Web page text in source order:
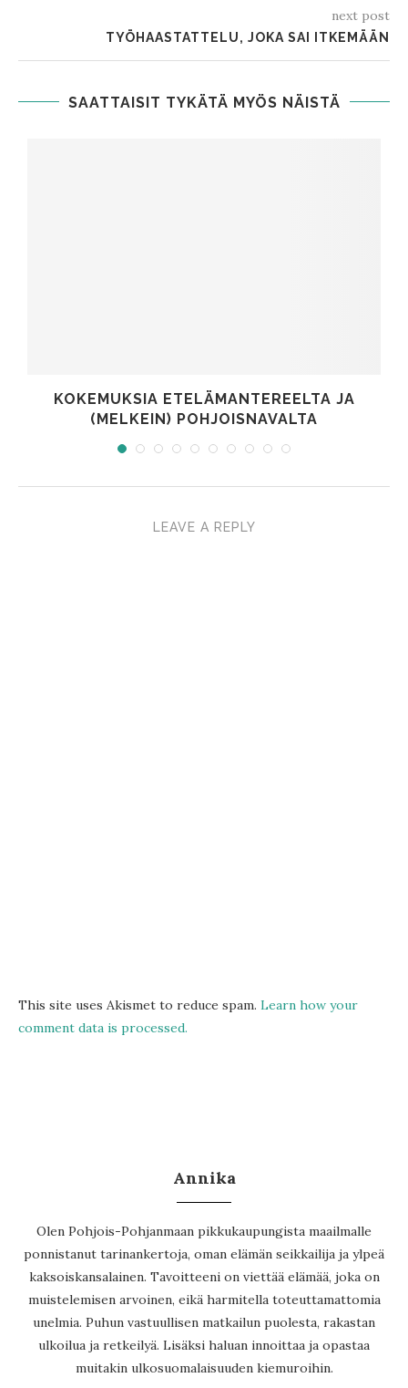
next post
TYÖHAASTATTELU, JOKA SAI ITKEMÄÄN
SAATTAISIT TYKÄTÄ MYÖS NÄISTÄ
KOKEMUKSIA ETELÄMANTEREELTA JA
(MELKEIN) POHJOISNAVALTA
LEAVE A REPLY
This site uses Akismet to reduce spam. Learn how your
comment data is processed.
Annika
Olen Pohjois-Pohjanmaan pikkukaupungista maailmalle
ponnistanut tarinankertoja, oman elämän seikkailija ja ylpeä
kaksoiskansalainen. Tavoitteeni on viettää elämää, joka on
muistelemisen arvoinen, eikä harmitella toteuttamattomia
unelmia. Puhun vastuullisen matkailun puolesta, rakastan
ulkoilua ja retkeilyä. Lisäksi haluan innoittaa ja opastaa
muitakin ulkosuomalaisuuden kiemuroihin.